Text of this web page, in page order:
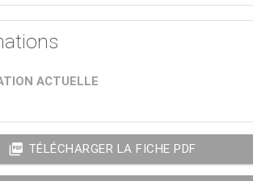
ACTUELLE
picture_as_pdf TÉLÉCHARGER LA FICHE PDF